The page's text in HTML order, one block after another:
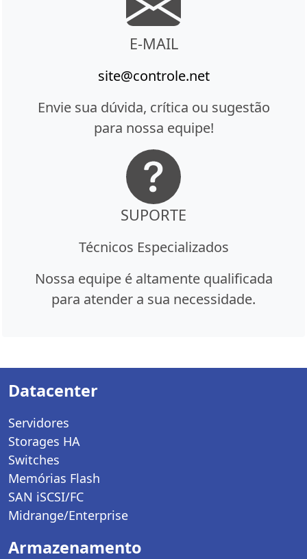
E-MAIL
site@controle.net
Envie sua dúvida, crítica ou sugestão
para nossa equipe!
SUPORTE
Técnicos Especializados
Nossa equipe é altamente qualificada
para atender a sua necessidade.
Datacenter
Servidores
Storages HA
Switches
Memórias Flash
SAN iSCSI/FC
Midrange/Enterprise
Armazenamento